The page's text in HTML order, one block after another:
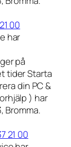
00
har
på
tider Starta
din PC &
) har
Bromma.
21 00